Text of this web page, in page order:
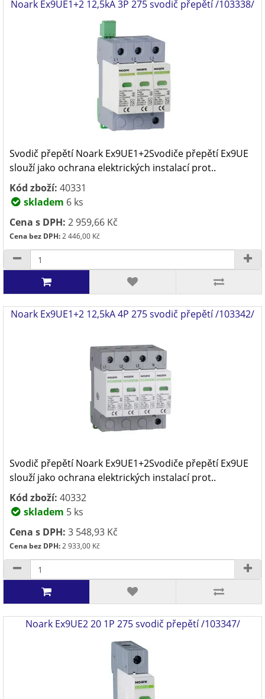
Noark Ex9UE1+2 12,5kA 3P 275 svodič přepětí /103338/
Svodič přepětí Noark Ex9UE1+2Svodiče přepětí Ex9UE
slouží jako ochrana elektrických instalací prot..
Kód zboží: 40331
skladem 6 ks
Cena s DPH: 2 959,66 Kč
Cena bez DPH:2 446,00 Kč
Noark Ex9UE1+2 12,5kA 4P 275 svodič přepětí /103342/
Svodič přepětí Noark Ex9UE1+2Svodiče přepětí Ex9UE
slouží jako ochrana elektrických instalací prot..
Kód zboží: 40332
skladem 5 ks
Cena s DPH: 3 548,93 Kč
Cena bez DPH:2 933,00 Kč
Noark Ex9UE2 20 1P 275 svodič přepětí /103347/